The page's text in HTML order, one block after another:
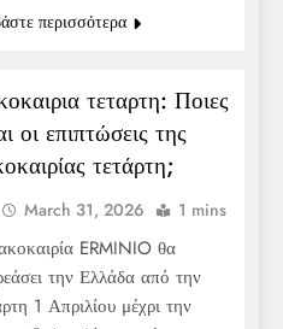
περισσότερα
τεταρτη: Ποιες
οι επιπτώσεις της
τετάρτη;
March 31, 2026 1 mins
ERMINIO θα
την Ελλάδα από την
1 Απριλίου μέχρι την